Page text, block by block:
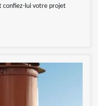
confiez-lui votre projet